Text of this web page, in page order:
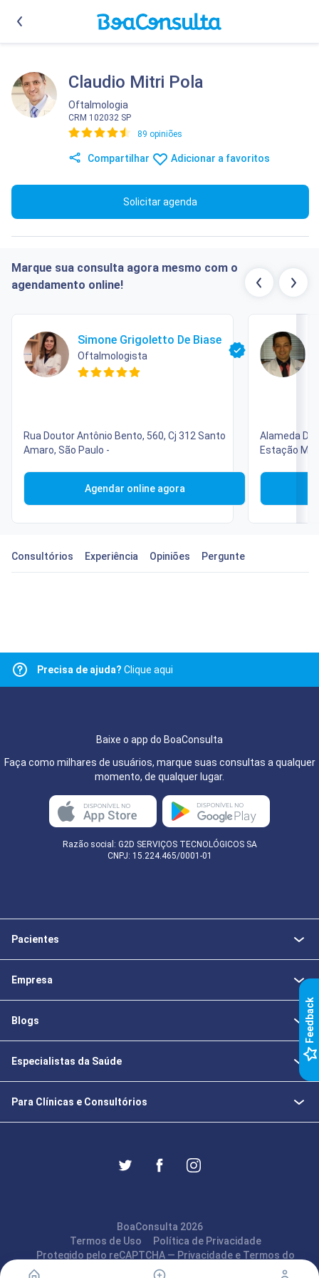
Claudio Mitri Pola
Oftalmologia
CRM 102032 SP
89 opiniões
Compartilhar Adicionar a favoritos
Solicitar agenda
Marque sua consulta agora mesmo com o
agendamento online!
Simone Grigoletto De Biase
Oftalmologista
Rua Doutor Antônio Bento, 560, Cj 312 Santo
Amaro, São Paulo -
Agendar online agora
Alameda
Estação
Consultórios Experiência Opiniões Pergunte
k
Precisa de ajuda? Clique aqui
Baixe o app do BoaConsulta
Faça como milhares de usuários, marque suas consultas a qualquer
momento, de qualquer lugar.
Razão social: G2D SERVIÇOS TECNOLÓGICOS SA
CNPJ: 15.224.465/0001-01
Pacientes
Empresa
Blogs
Especialistas da Saúde
Para Clínicas e Consultórios
BoaConsulta 2026
Termos de Uso
Política de Privacidade
Protegido pelo reCAPTCHA — Privacidadee Termos do
Google